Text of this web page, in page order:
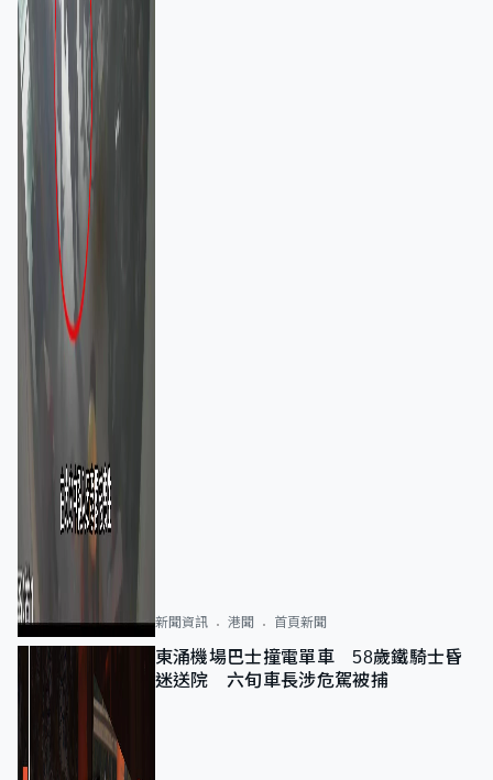
新聞資訊 港聞 首頁新聞
東涌機場巴士撞電單車 58歲鐵騎士昏
迷送院 六旬車長涉危駕被捕